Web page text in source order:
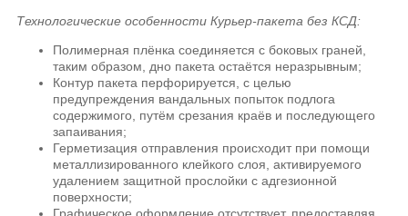
Технологические особенности Курьер-пакета без КСД:
Полимерная плёнка соединяется с боковых граней,
таким образом, дно пакета остаётся неразрывным;
Контур пакета перфорируется, с целью
предупреждения вандальных попыток подлога
содержимого, путём срезания краёв и последующего
запаивания;
Герметизация отправления происходит при помощи
металлизированного клейкого слоя, активируемого
удалением защитной прослойки с адгезионной
поверхности;